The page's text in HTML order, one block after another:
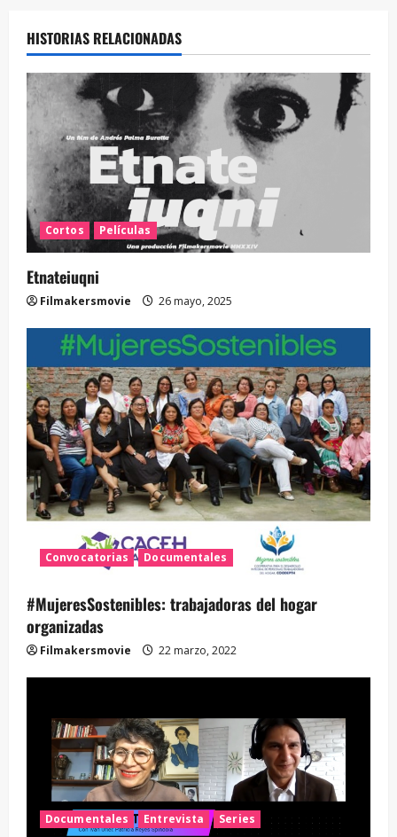
HISTORIAS RELACIONADAS
Cortos Películas
Etnateiuqni
Filmakersmovie 26 mayo, 2025
Convocatorias Documentales
#MujeresSostenibles: trabajadoras del hogar
organizadas
Filmakersmovie 22 marzo, 2022
Documentales Entrevista Series